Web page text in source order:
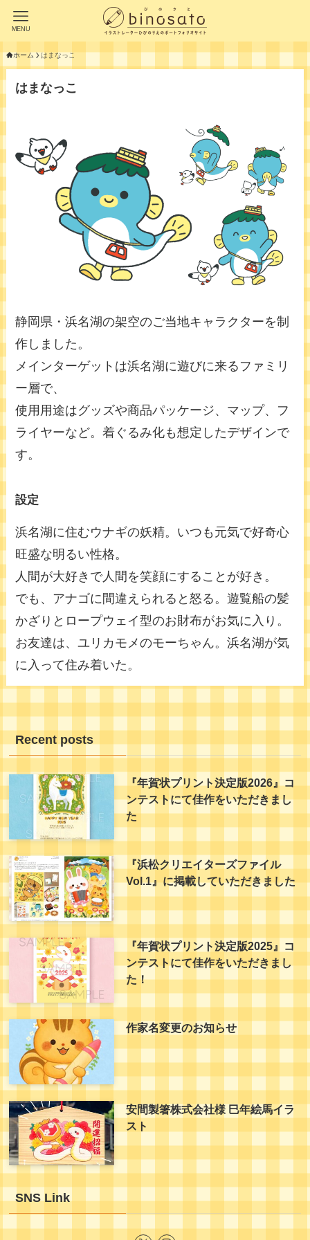
MENU
ホーム はまなっこ
はまなっこ
静岡県・浜名湖の架空のご当地キャラクターを制
作しました。
メインターゲットは浜名湖に遊びに来るファミリ
ー層で、
使用用途はグッズや商品パッケージ、マップ、フ
ライヤーなど。着ぐるみ化も想定したデザインで
す。
設定
浜名湖に住むウナギの妖精。いつも元気で好奇心
旺盛な明るい性格。
人間が大好きで人間を笑顔にすることが好き。
でも、アナゴに間違えられると怒る。遊覧船の髪
かざりとロープウェイ型のお財布がお気に入り。
お友達は、ユリカモメのモーちゃん。浜名湖が気
に入って住み着いた。
Recent posts
『年賀状プリント決定版2026』コ
ンテストにて佳作をいただきまし
た
『浜松クリエイターズファイル
Vol.1』に掲載していただきました
『年賀状プリント決定版2025』コ
ンテストにて佳作をいただきまし
た！
作家名変更のお知らせ
安間製箸株式会社様 巳年絵馬イラ
スト
SNS Link